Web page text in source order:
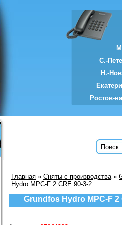
С.-
Н.-
Ростов-
Главная » Сняты с производства»
Hydro MPC-F 2 CRE 90-3-2
Grundfos Hydro MPC-F 2